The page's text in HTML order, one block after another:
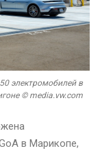
электромобилей в
© media.vw.com
в Марикопе,